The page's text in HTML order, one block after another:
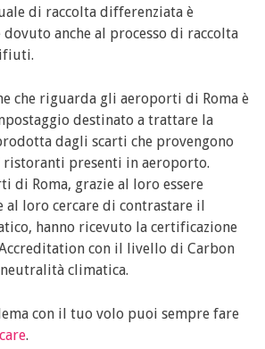
di raccolta differenziata è
anche al processo di raccolta
che riguarda gli aeroporti di Roma è
destinato a trattare la
dagli scarti che provengono
presenti in aeroporto.
di Roma, grazie al loro essere
al loro cercare di contrastare il
hanno ricevuto la certificazione
con il livello di Carbon
climatica.
con il tuo volo puoi sempre fare
.